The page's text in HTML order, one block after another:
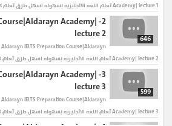
Academy| lecture 1 تعلم اللغه الانجليزيه بسهوله اسهل طرق تعلم كورس اللغه الانجليزيه للمبتدئين
646
2-
Academy|
lecture 2
AldaraynIELTS Preparation Course|Aldarayn
Academy| lecture 2 تعلم اللغه الانجليزيه بسهوله اسهل طرق تعلم كورس اللغه الانجليزيه للمبتدئين
599
3-
Academy|
lecture 3
AldaraynIELTS Preparation Course|Aldarayn
Academy| lecture 3 تعلم اللغه الانجليزيه بسهوله اسهل طرق تعلم كورس اللغه الانجليزيه للمبتدئين